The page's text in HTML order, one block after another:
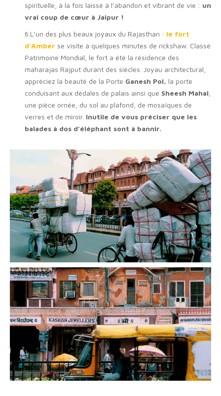
spirituelle, à la fois laissé à l’abandon et vibrant de vie : un
vrai coup de cœur à Jaipur !
6.L’un des plus beaux joyaux du Rajasthan : le fort
d’Amber se visite à quelques minutes de rickshaw. Classé
Patrimoine Mondial, le fort a été la résidence des
maharajas Rajput durant des siècles. Joyau architectural,
appréciez la beauté de la Porte Ganesh Pol, la porte
conduisant aux dédales de palais ainsi que Sheesh Mahal
une pièce ornée, du sol au plafond, de mosaïques de
verres et de miroir. Inutile de vous préciser que les
balades à dos d’éléphant sont à bannir.